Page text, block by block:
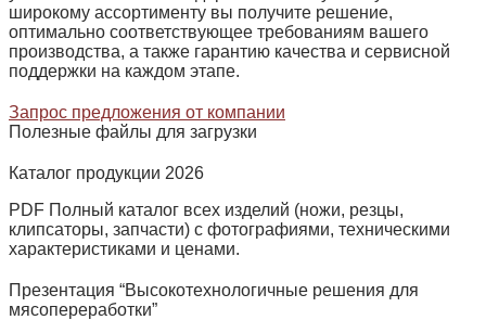
широкому ассортименту вы получите решение,
оптимально соответствующее требованиям вашего
производства, а также гарантию качества и сервисной
поддержки на каждом этапе.
Запрос предложения от компании
Полезные файлы для загрузки
Каталог продукции 2026
PDF Полный каталог всех изделий (ножи, резцы,
клипсаторы, запчасти) с фотографиями, техническими
характеристиками и ценами.
Презентация “Высокотехнологичные решения для
мясопереработки”